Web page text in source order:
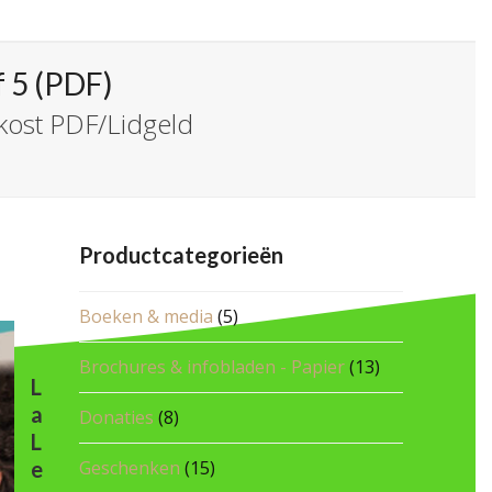
(PDF)
PDF/Lidgeld
Productcategorieën
Boeken & media (5)
Brochures & infobladen - Papier(13)
Donaties (8)
Geschenken (15)
L
a
L
e